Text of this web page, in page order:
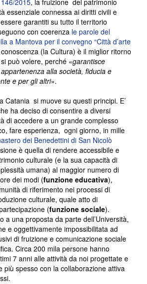
2015, la fruizione del patrimonio
essenziale connessa ai diritti civili e
garantiti su tutto il territorio
con coerenza le parole del
a Mantova per il convegno “Città d’arte
(la Cultura) è il miglior ritorno
può volere, perché «garantisce
alla società, fiducia e
e per gli altri».
a Catania si muove su questi principi. E’
ha deciso di consentire a diversi
di accedere a un grande complesso
fare esperienza, ogni giorno, in mille
dei Benedettini di San Nicolò
è quella di rendere accessibile e
culturale (e la sua capacità di
umana) al maggior numero di
dei modi (funzione educativa),
di riferimento nei processi di
culturale, quale atto di
(funzione sociale).
a una proposta da parte dell’Università,
e oggettivamente impossibilitata ad
di fruizione e comunicazione sociale
Circa 200 mila persone hanno
7 anni alle attività da noi progettate e
più spesso con la collaborazione attiva